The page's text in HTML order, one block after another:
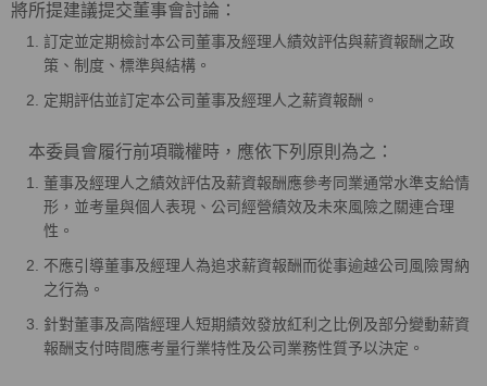
將所提建議提交董事會討論：
訂定並定期檢討本公司董事及經理人績效評估與薪資報酬之政
策、制度、標準與結構。
定期評估並訂定本公司董事及經理人之薪資報酬。
本委員會履行前項職權時，應依下列原則為之：
董事及經理人之績效評估及薪資報酬應參考同業通常水準支給情
形，並考量與個人表現、公司經營績效及未來風險之關連合理
性。
不應引導董事及經理人為追求薪資報酬而從事逾越公司風險胃納
之行為。
針對董事及高階經理人短期績效發放紅利之比例及部分變動薪資
報酬支付時間應考量行業特性及公司業務性質予以決定。